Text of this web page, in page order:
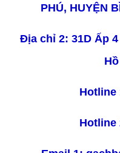
PHÚ, HUYỆN
Địa chỉ 2: 31D Ấp
Hotline
Hotline